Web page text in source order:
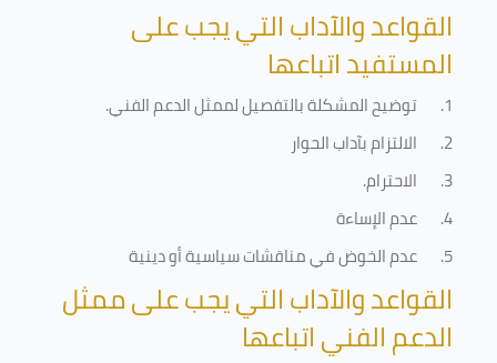
القواعد والآداب التي يجب على
المستفيد اتباعها
1. توضيح المشكلة بالتفصيل لممثل الدعم الفني.
2.
الالتزام بآداب الحوار
3.
الاحترام.
4.
عدم الإساءة
5.
عدم الخوض في مناقشات سياسية أو دينية
القواعد والآداب التي يجب على ممثل
الدعم الفني اتباعها